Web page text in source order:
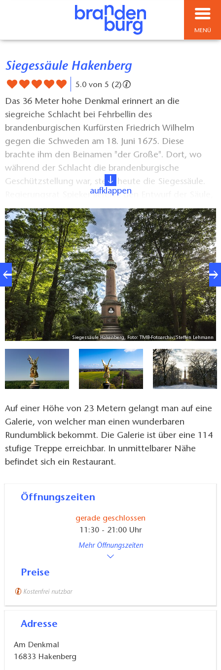
MENÜ
Siegessäule Hakenberg
5.0 von 5 (2)
Das 36 Meter hohe Denkmal erinnert an die
siegreiche Schlacht bei Fehrbellin des
brandenburgischen Kurfürsten Friedrich Wilhelm
gegen die Schweden am 18. Juni 1675. Diese
brachte ihm den Beinamen "der Große". Dort, wo
während der Schlacht die brandenburgische
Geschützstellung war, steht heute die Siegessäule.
Regierungsrat Spieker lieferte den Entwurf der Säule,
nach welchen der Unterbau aus grauem Sandstein
und der Turm selbst aus Feldbrandsteinen gemauert
und anschließend verklinkert wurde. Auf der Spitze
der Säule befindet sich eine Bronzestatue der
Siegesgöttin Victoria, gegossen in der Kunst- und
Glockengießerei Lauchhammer. Im Sockel sieht man
eine Büste zu Ehren des Kurfürsten Friedrich Wilhelm.
aufklappen
Siegessäule Hakenberg, Foto: TMB-Fotoarchiv/Steffen Lehmann
Auf einer Höhe von 23 Metern gelangt man auf eine
Galerie, von welcher man einen wunderbaren
Rundumblick bekommt. Die Galerie ist über eine 114
stufige Treppe erreichbar. In unmittelbarer Nähe
befindet sich ein Restaurant.
Öffnungszeiten
gerade geschlossen
11:30 - 21:00 Uhr
Mehr Öffnungszeiten
Preise
Kostenfrei nutzbar
Adresse
Am Denkmal
16833 Hakenberg